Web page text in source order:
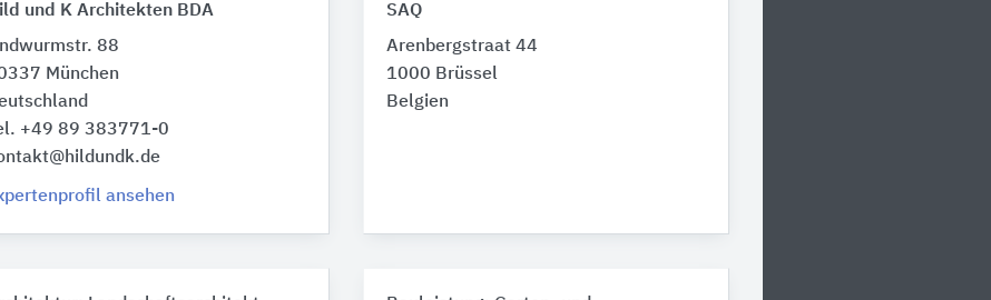
und K Architekten BDA
88
München
+49 89 383771-0
ansehen
SAQ
Arenbergstraat 44
1000 Brüssel
Belgien